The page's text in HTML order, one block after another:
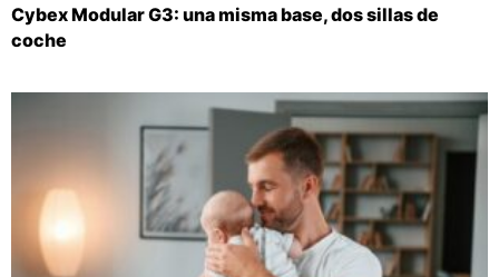
Cybex Modular G3: una misma base, dos sillas de
coche